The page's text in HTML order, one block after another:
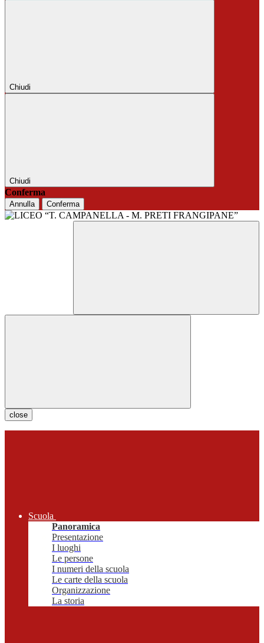
Chiudi
Chiudi
Conferma
Annulla Conferma
close
Scuola
Panoramica
Presentazione
I luoghi
Le persone
I numeri della scuola
Le carte della scuola
Organizzazione
La storia